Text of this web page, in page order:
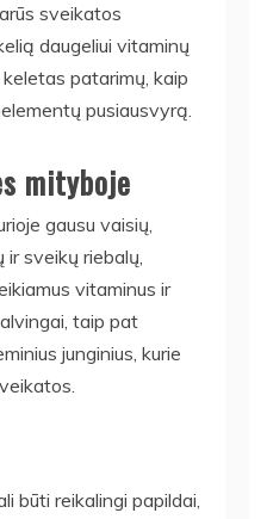
sveikatos
daugeliui vitaminų
patarimų, kaip
pusiausvyrą.
mityboje
gausu vaisių,
ir sveikų riebalų,
vitaminus ir
taip pat
junginius, kurie
būti reikalingi papildai,